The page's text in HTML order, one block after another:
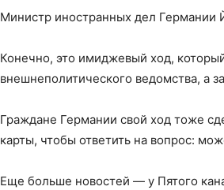
Министр иностранных дел Германии
Конечно, это имиджевый ход,
внешнеполитического ведомства, а
Граждане Германии свой ход тоже
карты, чтобы ответить на вопрос:
Еще больше новостей — у Пятого